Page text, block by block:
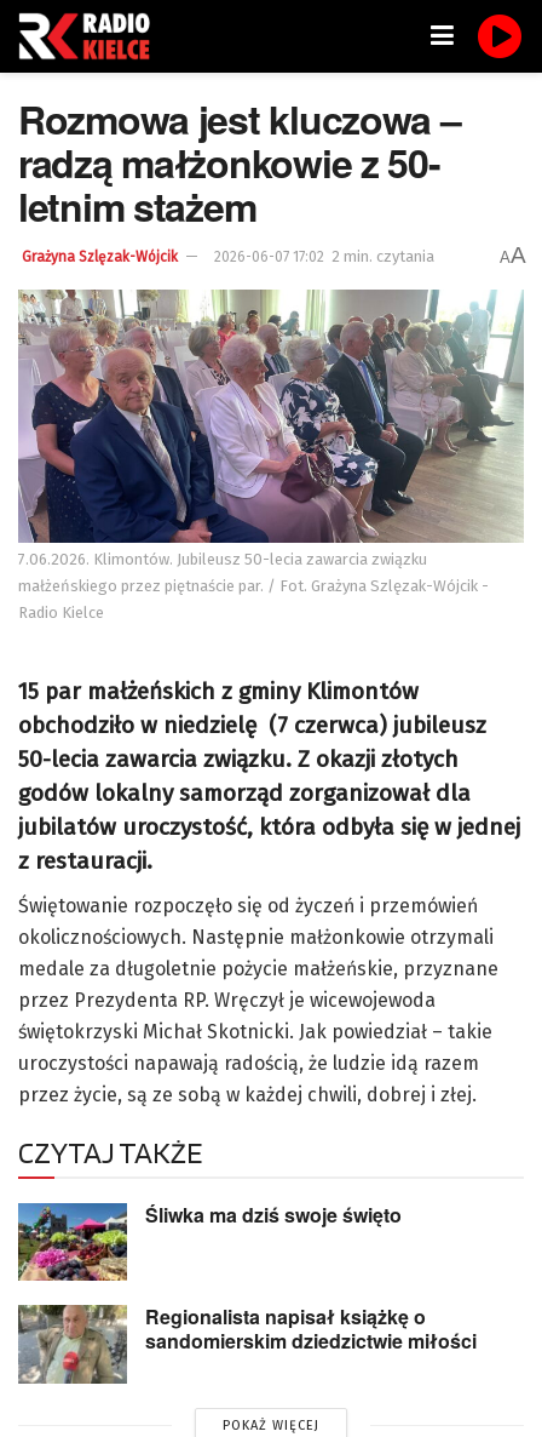
Rozmowa jest kluczowa –
radzą małżonkowie z 50-
letnim stażem
Grażyna Szlęzak-Wójcik 2026-06-07 17:02 2 min. czytania AA
7.06.2026. Klimontów. Jubileusz 50-lecia zawarcia związku
małżeńskiego przez piętnaście par. / Fot. Grażyna Szlęzak-Wójcik -
Radio Kielce
15 par małżeńskich z gminy Klimontów
obchodziło w niedzielę (7 czerwca) jubileusz
50-lecia zawarcia związku. Z okazji złotych
godów lokalny samorząd zorganizował dla
jubilatów uroczystość, która odbyła się w jednej
z restauracji.
Świętowanie rozpoczęło się od życzeń i przemówień
okolicznościowych. Następnie małżonkowie otrzymali
medale za długoletnie pożycie małżeńskie, przyznane
przez Prezydenta RP. Wręczył je wicewojewoda
świętokrzyski Michał Skotnicki. Jak powiedział – takie
uroczystości napawają radością, że ludzie idą razem
przez życie, są ze sobą w każdej chwili, dobrej i złej.
CZYTAJ TAKŻE
Śliwka ma dziś swoje święto
Regionalista napisał książkę o
sandomierskim dziedzictwie miłości
POKAŻ WIĘCEJ